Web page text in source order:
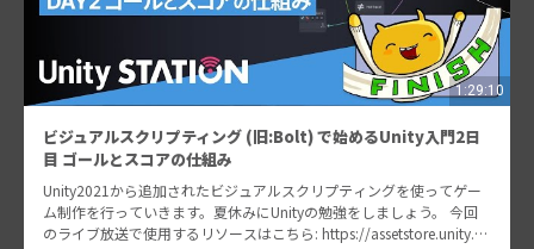
1:29:10
ビジュアルスクリプティング (旧:Bolt) で始めるUnity入門2日
目 ゴールとスコアの仕組み
Unity2021から追加されたビジュアルスクリプティングを使ってゲー
ム制作を行っていきます。夏休みにUnityの勉強をしましょう。 今回
のライブ放送で使用するリソースはこちら: https://assetstore.unity.co